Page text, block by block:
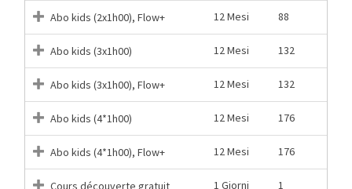
Abo kids (2x1h00), Flow+ 12 Mesi 88
Abo kids (3x1h00) 12 Mesi 132
Abo kids (3x1h00), Flow+ 12 Mesi 132
Abo kids (4*1h00) 12 Mesi 176
Abo kids (4*1h00), Flow+ 12 Mesi 176
Cours découverte gratuit 1 Giorni 1